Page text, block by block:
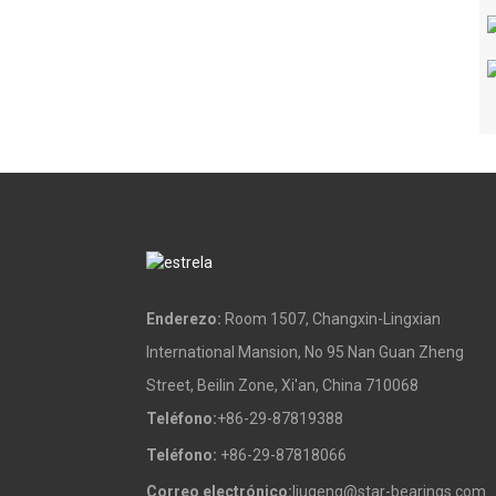
Enderezo: Room 1507, Changxin-Lingxian
International Mansion, No 95 Nan Guan Zheng
Street, Beilin Zone, Xi'an, China 710068
Teléfono:+86-29-87819388
Teléfono: +86-29-87818066
Correo electrónico: liugeng@star-bearings.com